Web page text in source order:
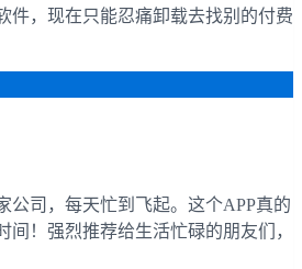
件，现在只能忍痛卸载去找别的付费
公司，每天忙到飞起。这个APP真的
间！强烈推荐给生活忙碌的朋友们，